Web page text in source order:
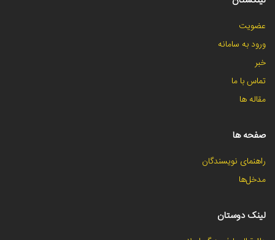
عضویت
ورود به سامانه
خبر
تماس با ما
مقاله ها
صفحه ها
راهنمای نویسندگان
مدخل‌ها
لینک دوستان